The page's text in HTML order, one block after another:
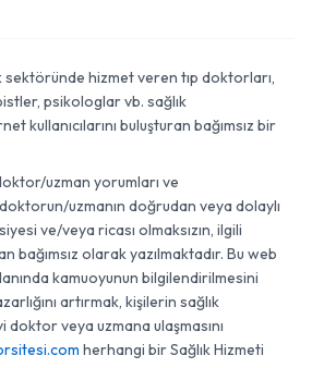
hizmet veren tıp doktorları,
psikologlar vb. sağlık
kullanıcılarını buluşturan bağımsız bir
uzman yorumları ve
uzmanın doğrudan veya dolaylı
ve/veya ricası olmaksızın, ilgili
bağımsız olarak yazılmaktadır. Bu web
kamuoyunun bilgilendirilmesini
artırmak, kişilerin sağlık
doktor veya uzmana ulaşmasını
herhangi bir Sağlık Hizmeti